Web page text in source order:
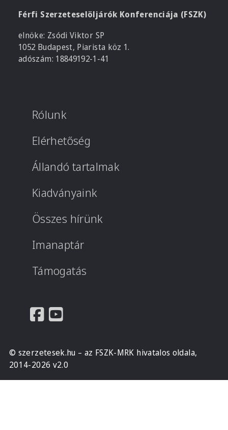
Férfi Szerzeteselöljárók Konferenciája (FSZK)
elnöke: Zsódi Viktor SP
1052 Budapest, Piarista köz 1.
adószám: 18849192-1-41
Rólunk
Elérhetőség
Állandó tartalmak
Kiadványaink
Összes hírünk
Imanaptár
Támogatás
© szerzetesek.hu – az FSZK-MRK hivatalos oldala,
2014-2026 v2.0